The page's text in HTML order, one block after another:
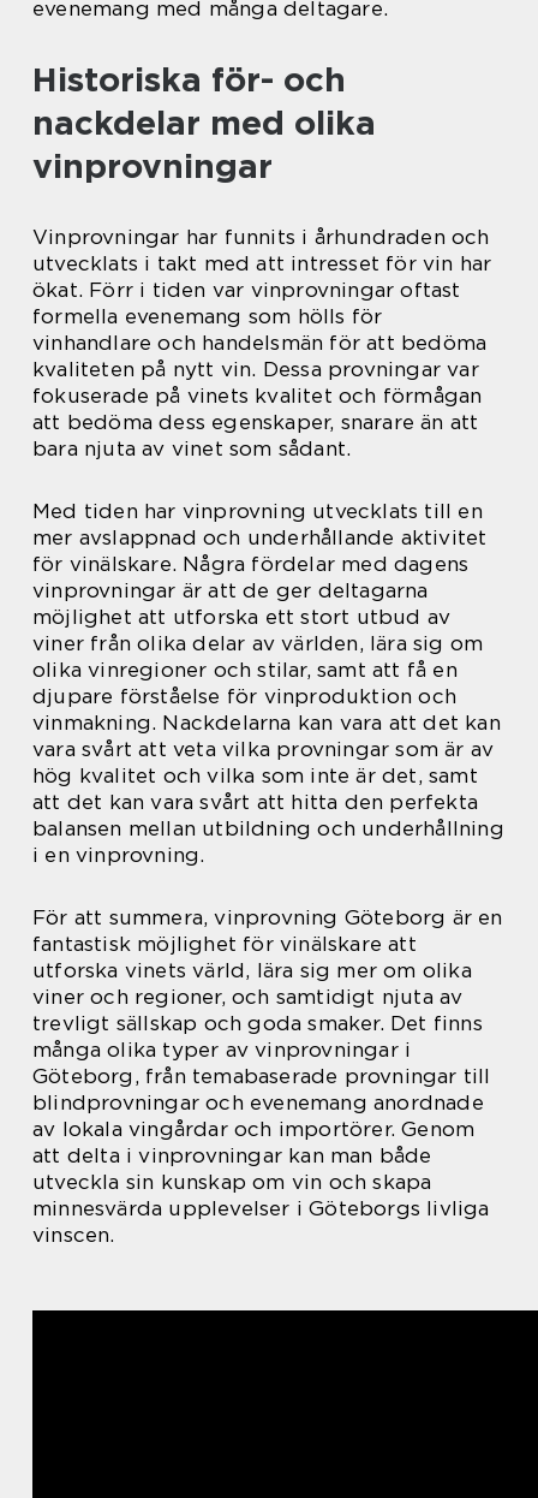
evenemang med många deltagare.
Historiska för- och
nackdelar med olika
vinprovningar
Vinprovningar har funnits i århundraden och
utvecklats i takt med att intresset för vin har
ökat. Förr i tiden var vinprovningar oftast
formella evenemang som hölls för
vinhandlare och handelsmän för att bedöma
kvaliteten på nytt vin. Dessa provningar var
fokuserade på vinets kvalitet och förmågan
att bedöma dess egenskaper, snarare än att
bara njuta av vinet som sådant.
Med tiden har vinprovning utvecklats till en
mer avslappnad och underhållande aktivitet
för vinälskare. Några fördelar med dagens
vinprovningar är att de ger deltagarna
möjlighet att utforska ett stort utbud av
viner från olika delar av världen, lära sig om
olika vinregioner och stilar, samt att få en
djupare förståelse för vinproduktion och
vinmakning. Nackdelarna kan vara att det kan
vara svårt att veta vilka provningar som är av
hög kvalitet och vilka som inte är det, samt
att det kan vara svårt att hitta den perfekta
balansen mellan utbildning och underhållning
i en vinprovning.
För att summera, vinprovning Göteborg är en
fantastisk möjlighet för vinälskare att
utforska vinets värld, lära sig mer om olika
viner och regioner, och samtidigt njuta av
trevligt sällskap och goda smaker. Det finns
många olika typer av vinprovningar i
Göteborg, från temabaserade provningar till
blindprovningar och evenemang anordnade
av lokala vingårdar och importörer. Genom
att delta i vinprovningar kan man både
utveckla sin kunskap om vin och skapa
minnesvärda upplevelser i Göteborgs livliga
vinscen.